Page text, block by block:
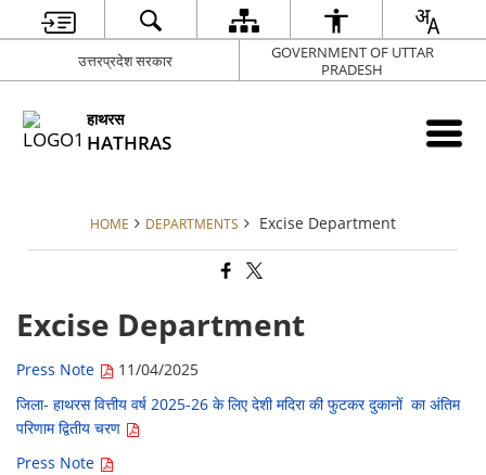
उत्तरप्रदेश सरकार
GOVERNMENT OF UTTAR
PRADESH
हाथरस
HATHRAS
HOME DEPARTMENTS Excise Department
Excise Department
Press Note
11/04/2025
जिला- हाथरस वित्तीय वर्ष 2025-26 के लिए देशी मदिरा की फुटकर दुकानों का अंतिम
परिणाम द्वितीय चरण
Press Note